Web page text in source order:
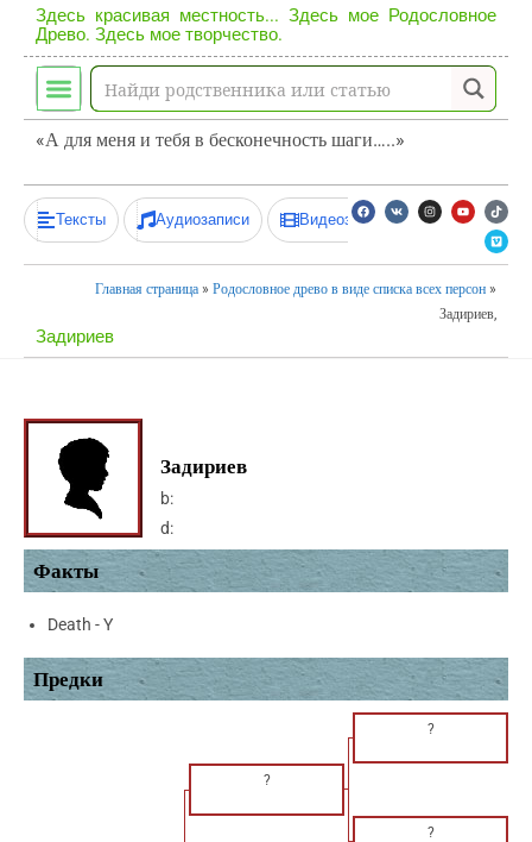
Здесь красивая местность... Здесь мое Родословное
Древо. Здесь мое творчество.
«А для меня и тебя в бесконечность шаги…..»
Тексты Аудиозаписи Видеозаписи
Главная страница » Родословное древо в виде списка всех персон »
Задириев,
Задириев
Задириев
b:
d:
Факты
Death - Y
Предки
?
?
?